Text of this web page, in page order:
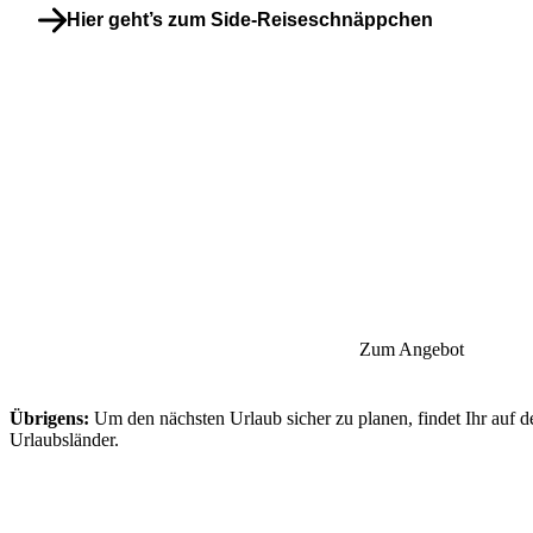
Hier geht’s zum Side-Reiseschnäppchen
Zum Angebot
Übrigens: Um den nächsten Urlaub sicher zu planen, findet Ihr auf
Urlaubsländer.